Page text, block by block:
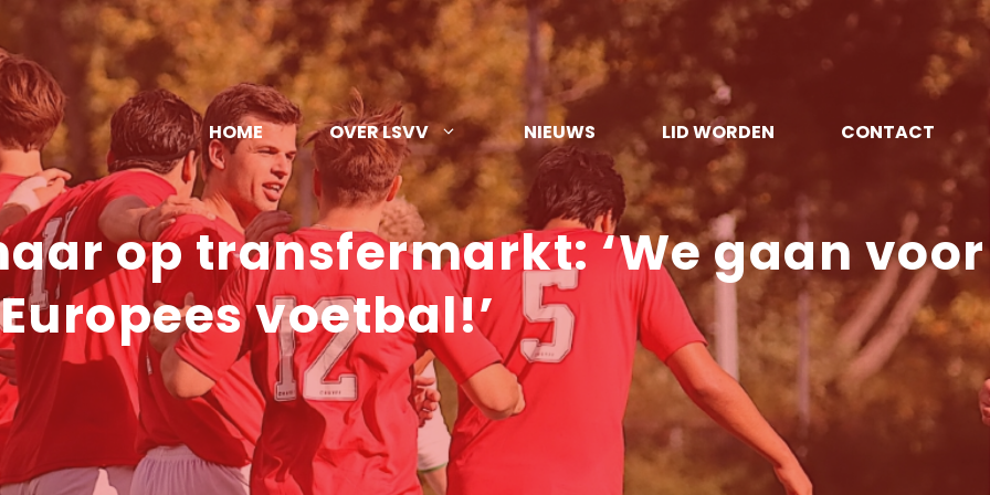
HOME OVER LSVV NIEUWS LID WORDEN CONTACT
op transfermarkt: ‘We gaan voor
Europees voetbal!’